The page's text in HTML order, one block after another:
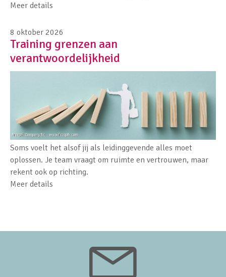
Meer details
8 oktober 2026
Training grenzen aan
verantwoordelijkheid
Soms voelt het alsof jij als leidinggevende alles moet
oplossen. Je team vraagt om ruimte en vertrouwen, maar
rekent ook op richting.
Meer details